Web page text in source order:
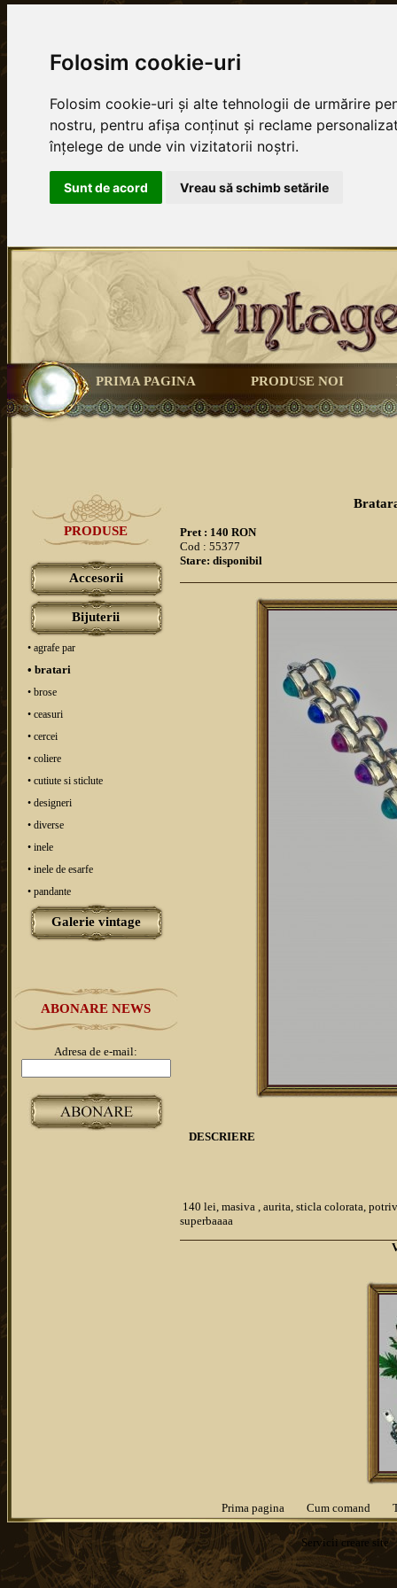
Folosim cookie-uri
Folosim cookie-uri și alte tehnologii de urmărire
nostru, pentru afișa conținut și reclame
înțelege de unde vin vizitatorii noștri.
Sunt de acord Vreau să schimb setările
PRIMA PAGINA PRODUSE NOI
PRODUSE
Accesorii
Bijuterii
• agrafe par
• bratari
• brose
• ceasuri
• cercei
• coliere
• cutiute si sticlute
• designeri
• diverse
• inele
• inele de esarfe
• pandante
Galerie vintage
ABONARE NEWS
Adresa de e-mail:
Pret : 140 RON
Cod : 55377
Stare: disponibil
DESCRIERE
140 lei, masiva , aurita, sticla colorata,
superbaaaa
Prima pagina Cum comand
Servicii creare site